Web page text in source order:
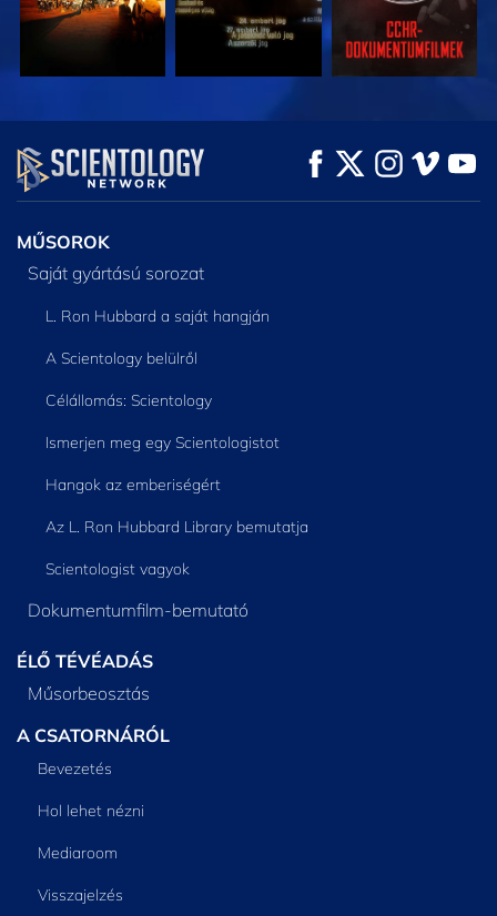
MŰSORNÉZÉS MŰSORNÉZÉS
A SOROZAT
RÉSZEI
MŰSOROK
Saját gyártású sorozat
L. Ron Hubbard a saját hangján
A Scientology belülről
Célállomás: Scientology
Ismerjen meg egy Scientologistot
Hangok az emberiségért
Az L. Ron Hubbard Library bemutatja
Scientologist vagyok
Dokumentumfilm-bemutató
ÉLŐ TÉVÉADÁS
Műsorbeosztás
A CSATORNÁRÓL
Bevezetés
Hol lehet nézni
Mediaroom
Visszajelzés